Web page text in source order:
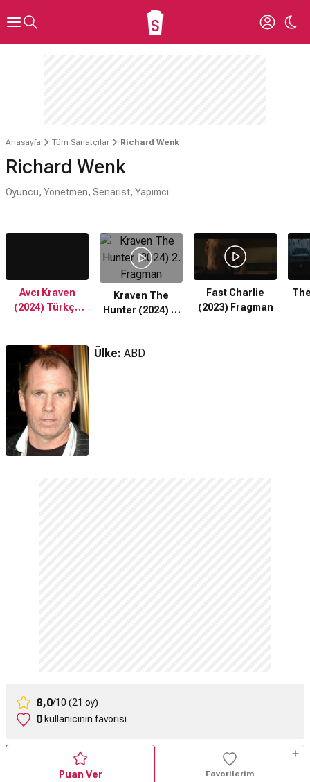
Anasayfa Tüm Sanatçılar Richard Wenk
Richard Wenk
Oyuncu, Yönetmen, Senarist, Yapımcı
Avcı Kraven
(2024) Türkçe
Kraven The
Hunter (2024) 2.
Fast Charlie
(2023) Fragman
Ülke: ABD
8,0/10 (21 oy)
0 kullanıcının favorisi
Puan Ver Favorilerim